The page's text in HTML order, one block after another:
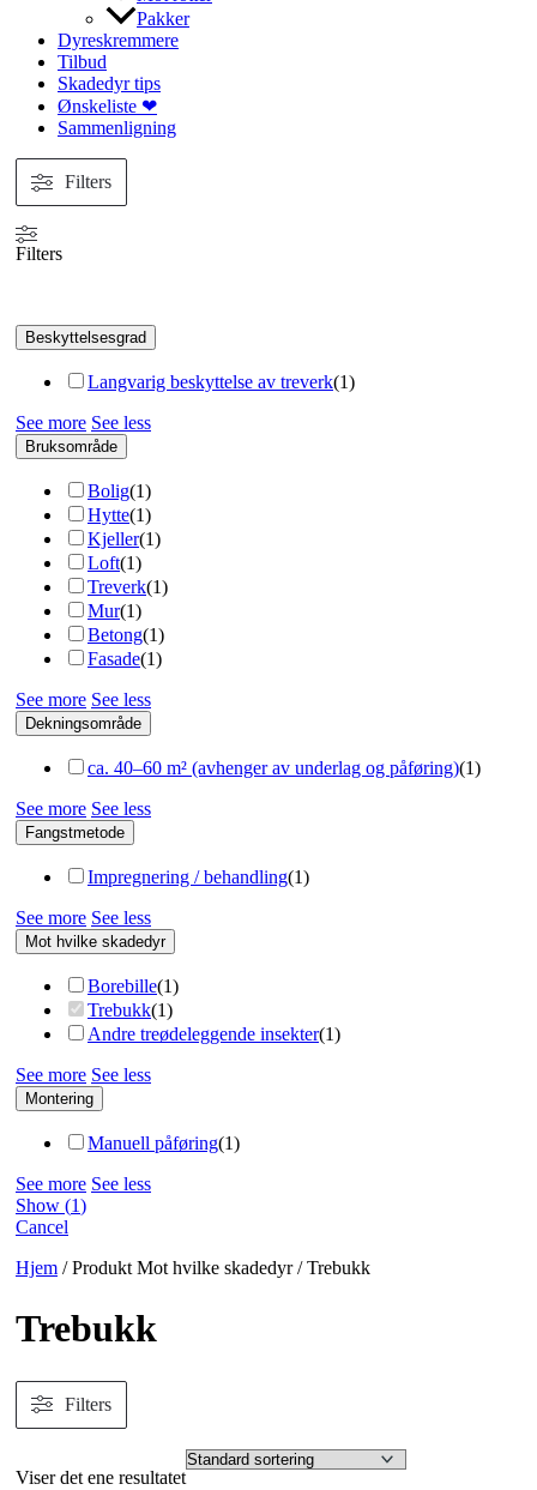
Pakker
Dyreskremmere
Tilbud
Skadedyr tips
Ønskeliste ❤
Sammenligning
Filters
Filters
Beskyttelsesgrad
Langvarig beskyttelse av treverk(1)
See more See less
Bruksområde
Bolig(1)
Hytte(1)
Kjeller(1)
Loft(1)
Treverk(1)
Mur(1)
Betong(1)
Fasade(1)
See more See less
Dekningsområde
сa. 40–60 m² (avhenger av underlag og påføring)(1)
See more See less
Fangstmetode
Impregnering / behandling(1)
See more See less
Mot hvilke skadedyr
Borebille(1)
Trebukk(1)
Andre treødeleggende insekter(1)
See more See less
Montering
Manuell påføring(1)
See more See less
Show (1)
Cancel
Hjem / Produkt Mot hvilke skadedyr / Trebukk
Trebukk
Filters
Viser det ene resultatet